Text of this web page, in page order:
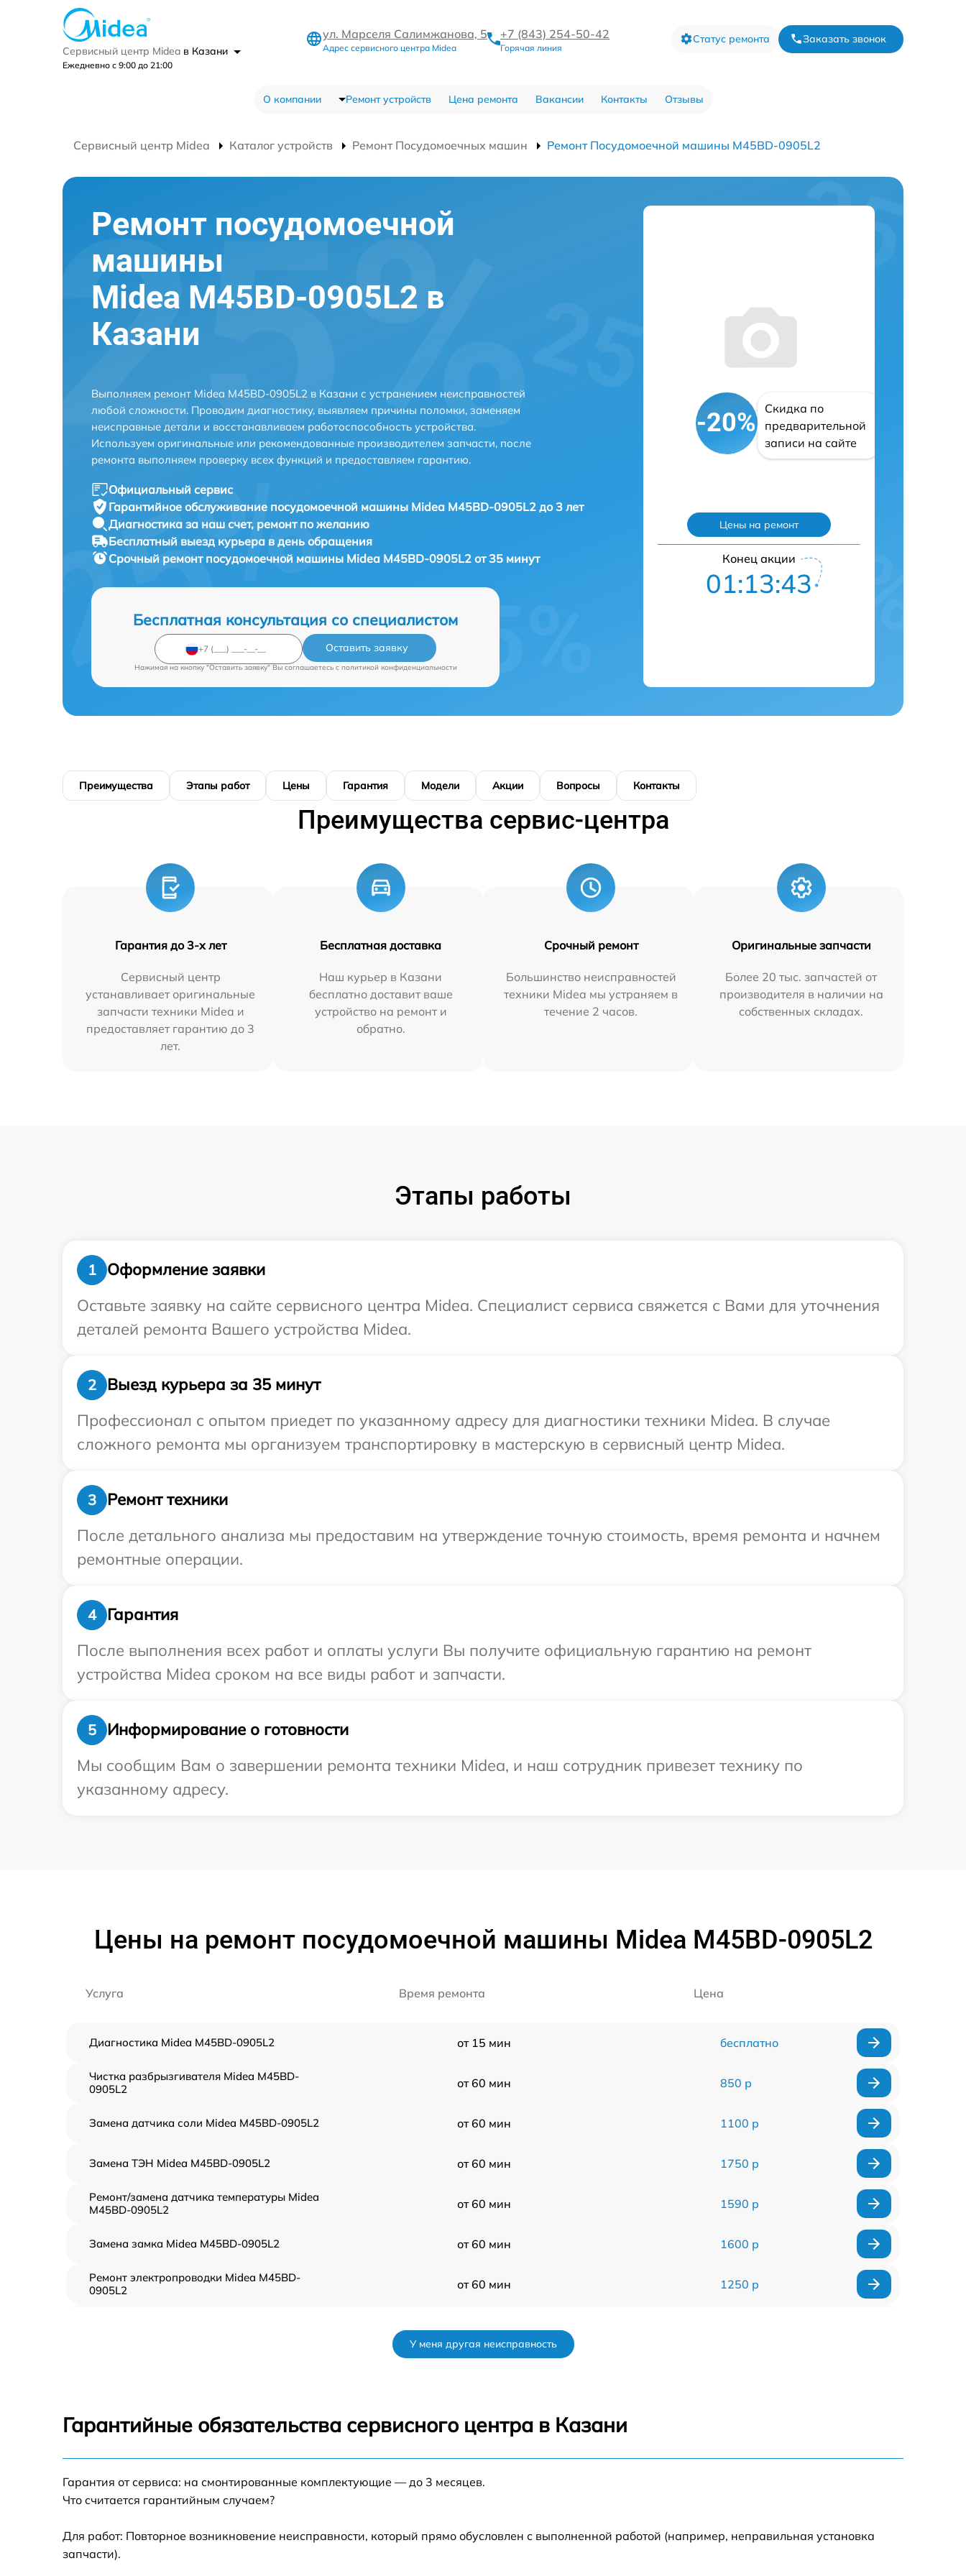
Сервисный центр Midea в Казани
Ежедневно с 9:00 до 21:00
ул. Марселя Салимжанова, 5
Адрес сервисного центра Midea
+7 (843) 254-50-42
Горячая линия
Статус ремонта Заказать звонок
О компании Ремонт устройств Цена ремонта Вакансии Контакты Отзывы
Сервисный центр Midea Каталог устройств Ремонт Посудомоечных машин Ремонт Посудомоечной машины M45BD-0905L2
Ремонт посудомоечной
машины
Midea M45BD-0905L2 в
Казани
Выполняем ремонт Midea M45BD-0905L2 в Казани с устранением неисправностей
любой сложности. Проводим диагностику, выявляем причины поломки, заменяем
неисправные детали и восстанавливаем работоспособность устройства.
Используем оригинальные или рекомендованные производителем запчасти, после
ремонта выполняем проверку всех функций и предоставляем гарантию.
Официальный сервис
Гарантийное обслуживание посудомоечной машины Midea M45BD-0905L2 до 3 лет
Диагностика за наш счет, ремонт по желанию
Бесплатный выезд курьера в день обращения
Срочный ремонт посудомоечной машины Midea M45BD-0905L2 от 35 минут
Бесплатная консультация со специалистом
Оставить заявку
Нажимая на кнопку "Оставить заявку" Вы соглашаетесь c политикой конфиденциальности
-20%
Скидка по
предварительной
записи на сайте
Цены на ремонт
Конец акции
01:13:42
Преимущества Этапы работ Цены Гарантия Модели Акции Вопросы Контакты
Преимущества сервис-центра
Гарантия до 3-х лет
Сервисный центр
устанавливает оригинальные
запчасти техники Midea и
предоставляет гарантию до 3
лет.
Бесплатная доставка
Наш курьер в Казани
бесплатно доставит ваше
устройство на ремонт и
обратно.
Срочный ремонт
Большинство неисправностей
техники Midea мы устраняем в
течение 2 часов.
Оригинальные запчасти
Более 20 тыс. запчастей от
производителя в наличии на
собственных складах.
Этапы работы
1
Оформление заявки
Оставьте заявку на сайте сервисного центра Midea. Специалист сервиса свяжется с Вами для уточнения
деталей ремонта Вашего устройства Midea.
2
Выезд курьера за 35 минут
Профессионал с опытом приедет по указанному адресу для диагностики техники Midea. В случае
сложного ремонта мы организуем транспортировку в мастерскую в сервисный центр Midea.
3
Ремонт техники
После детального анализа мы предоставим на утверждение точную стоимость, время ремонта и начнем
ремонтные операции.
4
Гарантия
После выполнения всех работ и оплаты услуги Вы получите официальную гарантию на ремонт
устройства Midea сроком на все виды работ и запчасти.
5
Информирование о готовности
Мы сообщим Вам о завершении ремонта техники Midea, и наш сотрудник привезет технику по
указанному адресу.
Цены на ремонт посудомоечной машины Midea M45BD-0905L2
Услуга Время ремонта Цена
Диагностика Midea M45BD-0905L2 от 15 мин бесплатно
Чистка разбрызгивателя Midea M45BD-
0905L2
от 60 мин 850 р
Замена датчика соли Midea M45BD-0905L2 от 60 мин 1100 р
Замена ТЭН Midea M45BD-0905L2 от 60 мин 1750 р
Ремонт/замена датчика температуры Midea
M45BD-0905L2
от 60 мин 1590 р
Замена замка Midea M45BD-0905L2 от 60 мин 1600 р
Ремонт электропроводки Midea M45BD-
0905L2
от 60 мин 1250 р
Замена панели управления Midea M45BD-
0905L2
от 60 мин
Замена разбрызгивателя Midea M45BD-
У меня другая неисправность
Гарантийные обязательства сервисного центра в Казани
Гарантия от сервиса: на смонтированные комплектующие — до 3 месяцев.
Что считается гарантийным случаем?
Для работ: Повторное возникновение неисправности, который прямо обусловлен с выполненной работой (например, неправильная установка
запчасти).